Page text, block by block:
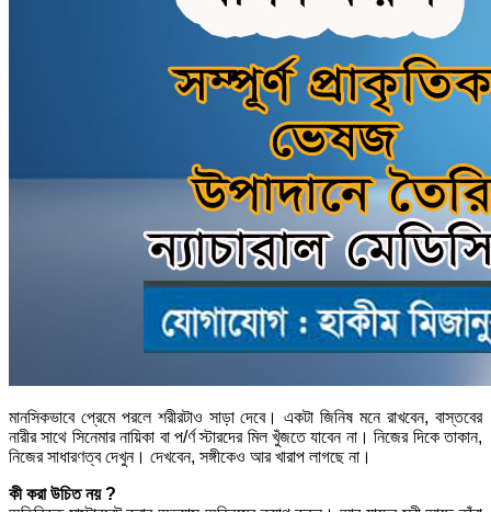
মানসিকভাবে প্রেমে পরলে শরীরটাও সাড়া দেবে। একটা জিনিষ মনে রাখবেন, বাস্তবের
নারীর সাথে সিনেমার নায়িকা বা প/র্ণ স্টারদের মিল খুঁজতে যাবেন না। নিজের দিকে তাকান,
নিজের সাধারণত্ব দেখুন। দেখবেন, সঙ্গীকেও আর খারাপ লাগছে না।
কী করা উচিত নয় ?